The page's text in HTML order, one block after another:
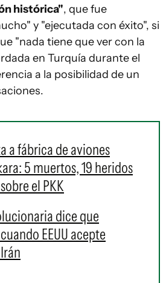
histórica", que fue
y "ejecutada con éxito", si
"nada tiene que ver con la
en Turquía durante el
a la posibilidad de un
a fábrica de aviones
5 muertos, 19 heridos
el PKK
dice que
EEUU acepte